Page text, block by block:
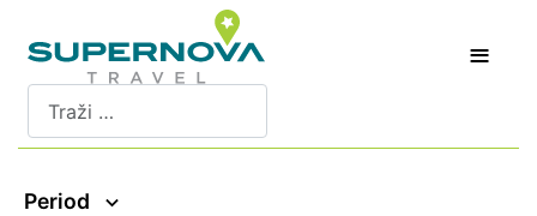
≡
Pretraži
Period